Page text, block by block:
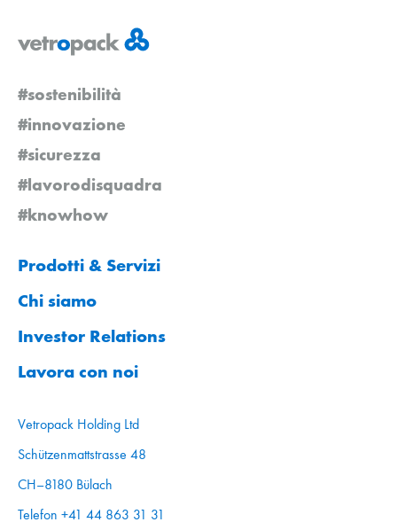
#sostenibilità
#innovazione
#sicurezza
#lavorodisquadra
#knowhow
Prodotti & Servizi
Chi siamo
Investor Relations
Lavora con noi
Vetropack Holding Ltd
Schützenmattstrasse 48
CH–8180 Bülach
Telefon +41 44 863 31 31